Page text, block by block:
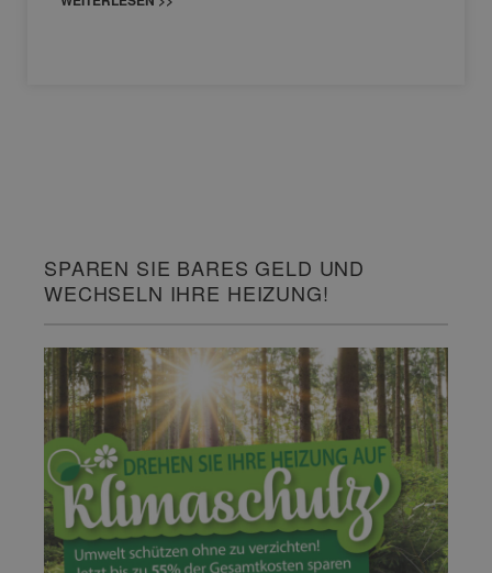
SPAREN SIE BARES GELD UND
WECHSELN IHRE HEIZUNG!